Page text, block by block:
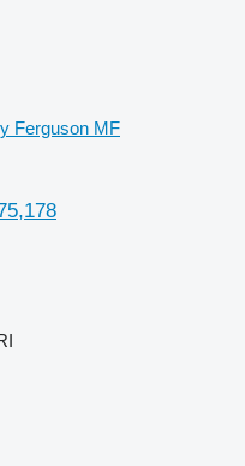
Ferguson MF